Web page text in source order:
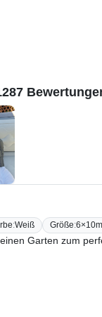
:Weiß Größe:
Garten zum